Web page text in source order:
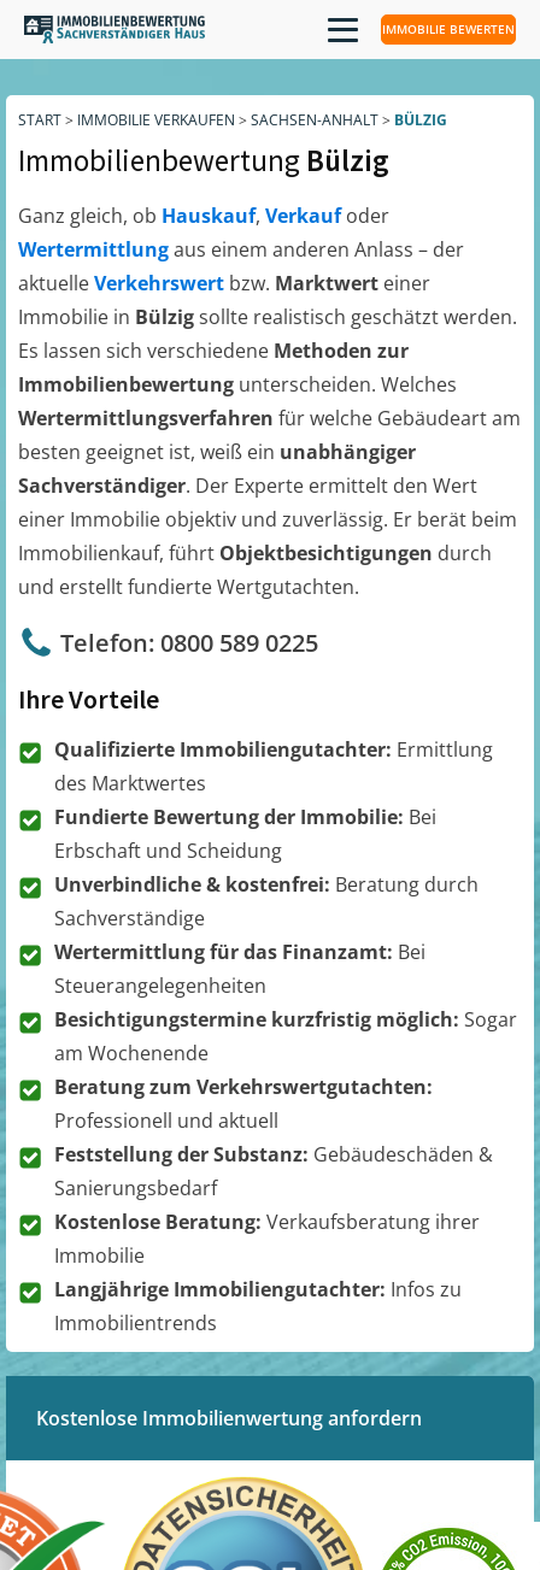
IMMOBILIE BEWERTEN
START> IMMOBILIE VERKAUFEN > SACHSEN-ANHALT> BÜLZIG
Immobilienbewertung Bülzig
Ganz gleich, ob Hauskauf, Verkaufoder
Wertermittlungaus einem anderen Anlass – der
aktuelleVerkehrswert bzw. Marktwert einer
Immobilie in Bülzigsollte realistisch geschätzt werden.
Es lassen sich verschiedene Methoden zur
Immobilienbewertung unterscheiden. Welches
Wertermittlungsverfahren für welche Gebäudeart am
besten geeignet ist, weiß ein unabhängiger
Sachverständiger. Der Experte ermittelt den Wert
einer Immobilie objektiv und zuverlässig. Er berät beim
Immobilienkauf, führt Objektbesichtigungen durch
und erstellt fundierte Wertgutachten.
Telefon: 0800 589 0225
Ihre Vorteile
Qualifizierte Immobiliengutachter: Ermittlung
des Marktwertes
Fundierte Bewertung der Immobilie: Bei
Erbschaft und Scheidung
Unverbindliche & kostenfrei: Beratung durch
Sachverständige
Wertermittlung für das Finanzamt: Bei
Steuerangelegenheiten
Besichtigungstermine kurzfristig möglich: Sogar
am Wochenende
Beratung zum Verkehrswertgutachten:
Professionell und aktuell
Feststellung der Substanz: Gebäudeschäden &
Sanierungsbedarf
Kostenlose Beratung: Verkaufsberatung ihrer
Immobilie
Langjährige Immobiliengutachter: Infos zu
Immobilientrends
Kostenlose Immobilienwertung anfordern